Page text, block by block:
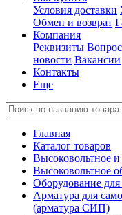
Условия доставки
Обмен и возврат
Компания
Реквизиты
новости Вакансии
Контакты
Еще
Главная
Каталог товаров
Высоковольтное
Высоковольтное
Оборудование
Арматура для
(арматура СИП)